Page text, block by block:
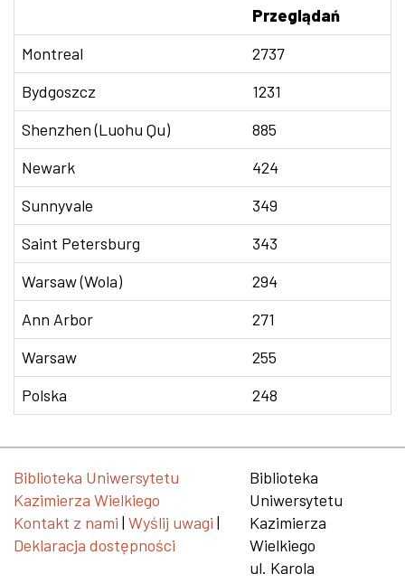
Przeglądań
Montreal
2737
Bydgoszcz
1231
Shenzhen (Luohu Qu)
885
Newark
424
Sunnyvale
349
Saint Petersburg
343
Warsaw (Wola)
294
Ann Arbor
271
Warsaw
255
Polska
248
Biblioteka Uniwersytetu
Kazimierza Wielkiego
Kontakt z nami | Wyślij uwagi |
Deklaracja dostępności
Biblioteka
Uniwersytetu
Kazimierza
Wielkiego
ul. Karola